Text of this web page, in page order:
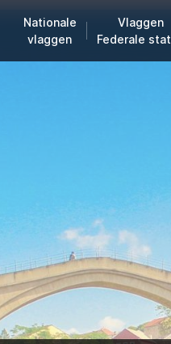
Nationale
vlaggen
Vlaggen
Federale